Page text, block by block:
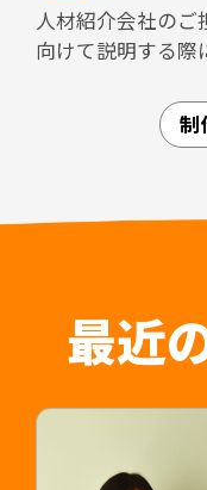
要があり、面接担
す。本パンフレッ
減にもつながる
人材紹介会社のご
向けて説明する際
愛知県内4拠点（
ていることや、医
はもちろん入職
が可能です。
制
最近